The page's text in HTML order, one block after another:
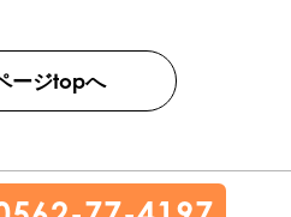
ージtopへ